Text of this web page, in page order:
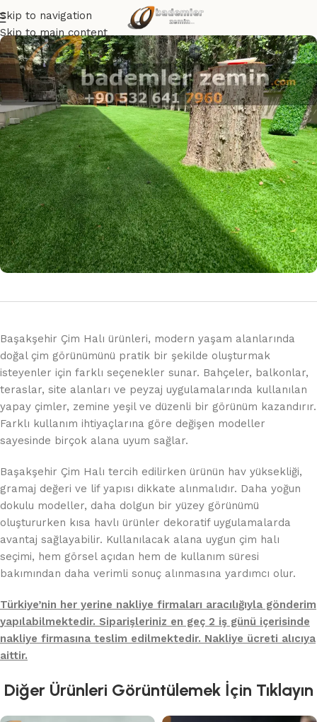
Skip to navigation
Skip to main content
Başakşehir Çim Halı ürünleri, modern yaşam alanlarında
doğal çim görünümünü pratik bir şekilde oluşturmak
isteyenler için farklı seçenekler sunar. Bahçeler, balkonlar,
teraslar, site alanları ve peyzaj uygulamalarında kullanılan
yapay çimler, zemine yeşil ve düzenli bir görünüm kazandırır.
Farklı kullanım ihtiyaçlarına göre değişen modeller
sayesinde birçok alana uyum sağlar.
Başakşehir Çim Halı tercih edilirken ürünün hav yüksekliği,
gramaj değeri ve lif yapısı dikkate alınmalıdır. Daha yoğun
dokulu modeller, daha dolgun bir yüzey görünümü
oluştururken kısa havlı ürünler dekoratif uygulamalarda
avantaj sağlayabilir. Kullanılacak alana uygun çim halı
seçimi, hem görsel açıdan hem de kullanım süresi
bakımından daha verimli sonuç alınmasına yardımcı olur.
Türkiye’nin her yerine nakliye firmaları aracılığıyla gönderim
yapılabilmektedir. Siparişleriniz en geç 2 iş günü içerisinde
nakliye firmasına teslim edilmektedir. Nakliye ücreti alıcıya
aittir.
Diğer Ürünleri Görüntülemek İçin Tıklayın